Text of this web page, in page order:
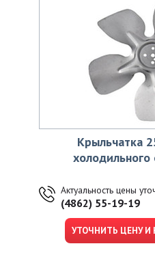
Крыльчатка
Актуальность цены
(4862) 55-19-19
УТОЧНИТЬ ЦЕНУ И